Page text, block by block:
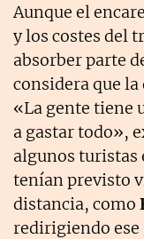
Aunque el
y los costes del
absorber parte
considera que
«La gente tiene
a gastar todo»,
algunos turistas
tenían previsto
distancia, como
redirigiendo ese